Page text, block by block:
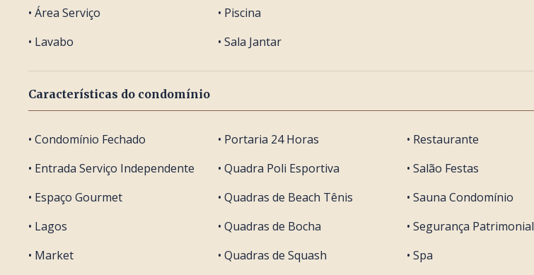
• Área Serviço
• Lavabo
• Piscina
• Sala Jantar
Características do condomínio
• Condomínio Fechado
• Entrada Serviço Independente
• Espaço Gourmet
• Lagos
• Market
• Portaria 24 Horas
• Quadra Poli Esportiva
• Quadras de Beach Tênis
• Quadras de Bocha
• Quadras de Squash
• Restaurante
• Salão Festas
• Sauna Condomínio
• Segurança Patrimonial
• Spa